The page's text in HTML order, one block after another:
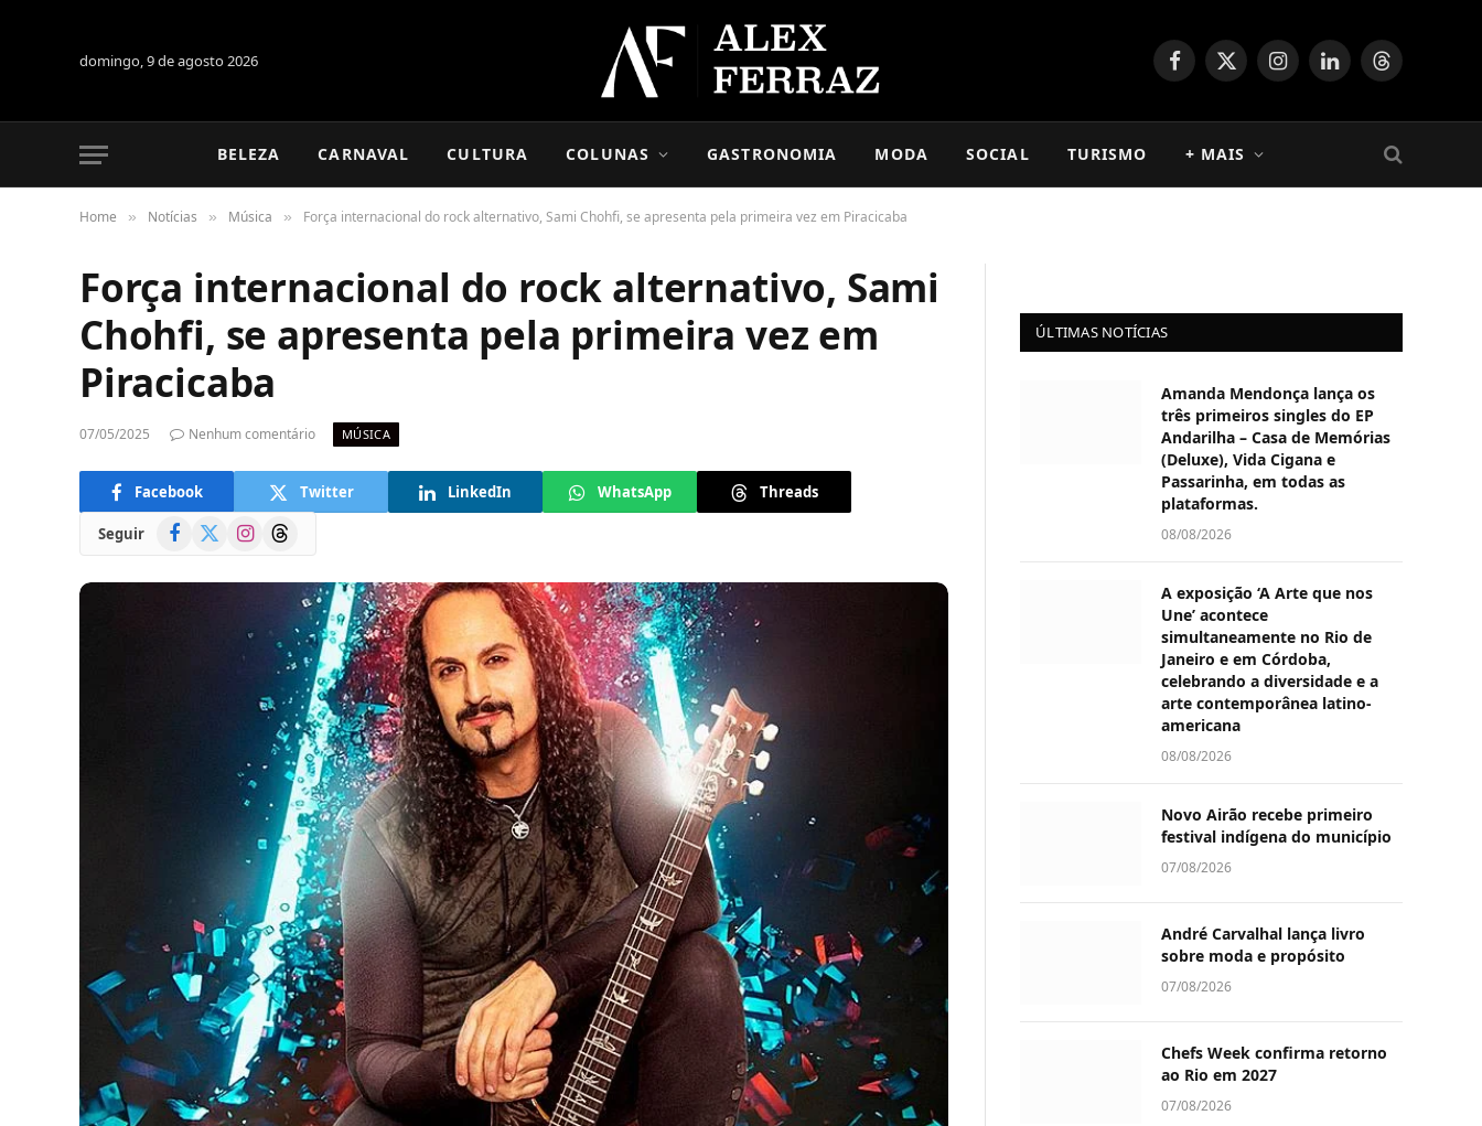
domingo, 9 de agosto 2026 Facebook
X
InstagramLinkedInThreads
BELEZA CARNAVAL CULTURA COLUNAS GASTRONOMIA MODA SOCIAL TURISMO + MAIS
Home » Notícias » Música » Força internacional do rock alternativo, Sami Chohfi, se apresenta pela primeira vez em Piracicaba
Força internacional do rock alternativo, Sami
Chohfi, se apresenta pela primeira vez em
Piracicaba
07/05/2025 Nenhum comentário MÚSICA
Facebook Twitter LinkedIn WhatsApp Threads
Seguir Facebook
(Twitter)
InstagramThreads
ÚLTIMAS NOTÍCIAS
Amanda Mendonça lança os
três primeiros singles do EP
Andarilha – Casa de Memórias
(Deluxe), Vida Cigana e
Passarinha, em todas as
plataformas.
08/08/2026
A exposição ‘A Arte que nos
Une’ acontece
simultaneamente no Rio de
Janeiro e em Córdoba,
celebrando a diversidade e a
arte contemporânea latino-
americana
08/08/2026
Novo Airão recebe primeiro
festival indígena do município
07/08/2026
André Carvalhal lança livro
sobre moda e propósito
07/08/2026
Chefs Week confirma retorno
ao Rio em 2027
07/08/2026